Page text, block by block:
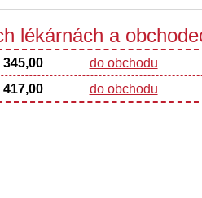
lékárnách a
345,00
do obchodu
417,00 do obchodu